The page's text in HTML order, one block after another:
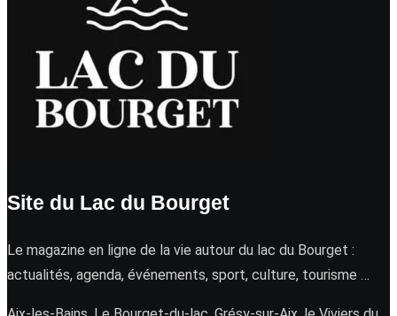
Site du Lac du Bourget
Le magazine en ligne de la vie autour du lac du Bourget :
actualités, agenda, événements, sport, culture, tourisme …